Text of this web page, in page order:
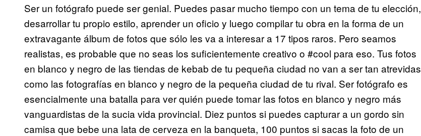
Ser un fotógrafo puede ser genial. Puedes pasar mucho tiempo con un tema de tu elección,
desarrollar tu propio estilo, aprender un oficio y luego compilar tu obra en la forma de un
extravagante álbum de fotos que sólo les va a interesar a 17 tipos raros. Pero seamos
realistas, es probable que no seas los suficientemente creativo o #cool para eso. Tus fotos
en blanco y negro de las tiendas de kebab de tu pequeña ciudad no van a ser tan atrevidas
como las fotografías en blanco y negro de la pequeña ciudad de tu rival. Ser fotógrafo es
esencialmente una batalla para ver quién puede tomar las fotos en blanco y negro más
vanguardistas de la sucia vida provincial. Diez puntos si puedes capturar a un gordo sin
camisa que bebe una lata de cerveza en la banqueta, 100 puntos si sacas la foto de un